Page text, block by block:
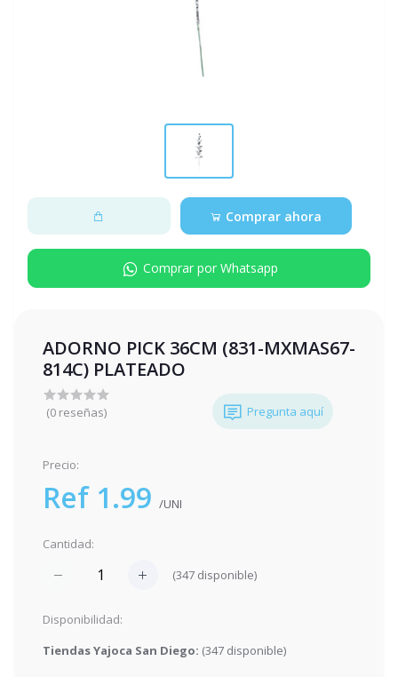
Comprar ahora
Comprar por Whatsapp
ADORNO PICK 36CM (831-MXMAS67-
814C) PLATEADO
(0 reseñas) Pregunta aquí
Precio:
Ref 1.99 /UNI
Cantidad:
(347 disponible)
Disponibilidad:
Tiendas Yajoca San Diego: (347 disponible)